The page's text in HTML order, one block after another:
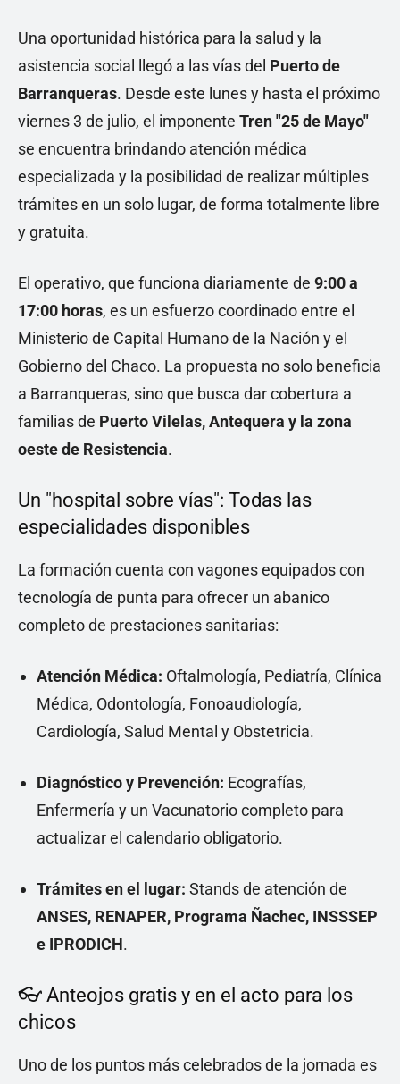
Una oportunidad histórica para la salud y la
asistencia social llegó a las vías del Puerto de
Barranqueras. Desde este lunes y hasta el próximo
viernes 3 de julio, el imponente Tren "25 de Mayo"
se encuentra brindando atención médica
especializada y la posibilidad de realizar múltiples
trámites en un solo lugar, de forma totalmente libre
y gratuita.
El operativo, que funciona diariamente de 9:00 a
17:00 horas, es un esfuerzo coordinado entre el
Ministerio de Capital Humano de la Nación y el
Gobierno del Chaco. La propuesta no solo beneficia
a Barranqueras, sino que busca dar cobertura a
familias de Puerto Vilelas, Antequera y la zona
oeste de Resistencia.
Un "hospital sobre vías": Todas las
especialidades disponibles
La formación cuenta con vagones equipados con
tecnología de punta para ofrecer un abanico
completo de prestaciones sanitarias:
Atención Médica: Oftalmología, Pediatría, Clínica
Médica, Odontología, Fonoaudiología,
Cardiología, Salud Mental y Obstetricia.
Diagnóstico y Prevención: Ecografías,
Enfermería y un Vacunatorio completo para
actualizar el calendario obligatorio.
Trámites en el lugar: Stands de atención de
ANSES, RENAPER, Programa Ñachec, INSSSEP
e IPRODICH.
👓 Anteojos gratis y en el acto para los
chicos
Uno de los puntos más celebrados de la jornada es